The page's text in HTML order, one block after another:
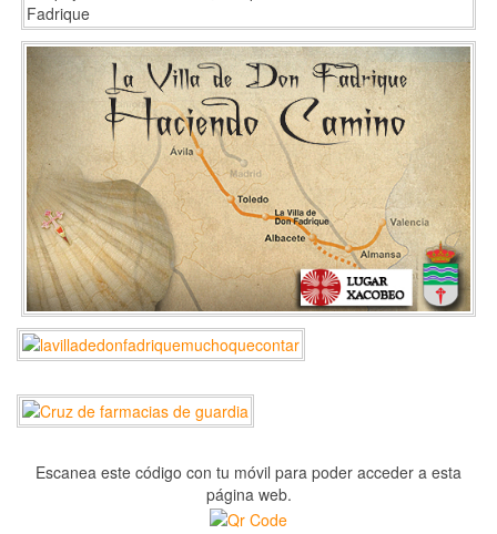
Escanea este código con tu móvil para poder acceder a esta
página web.